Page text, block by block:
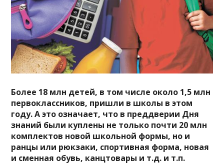
Более 18 млн детей, в том числе около 1,5 млн
первоклассников, пришли в школы в этом
году. А это означает, что в преддверии Дня
знаний были куплены не только почти 20 млн
комплектов новой школьной формы, но и
ранцы или рюкзаки, спортивная форма, новая
и сменная обувь, канцтовары и т.д. и т.п.